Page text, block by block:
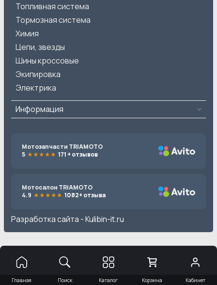
Топливная система
Тормозная система
Химия
Цепи, звезды
Шины кроссовые
Экипировка
Электрика
Информация
Мотозапчасти TRIAMOTO
5
171 + отзывов
Мотосалон TRIAMOTO
4.9
1082+ отзыва
Разработка сайта -Kulibin-it.ru
Главная Поиск Каталог Корзина Кабинет